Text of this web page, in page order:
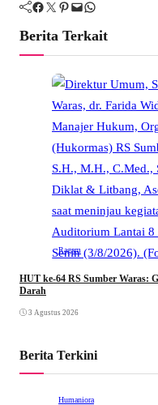
Facebook Twitter Pinterest Mail WhatsApp
Berita Terkait
Ragam
​HUT ke-64 RS Sumber Waras:
Darah
3 Agustus 2026
Berita Terkini
Humaniora